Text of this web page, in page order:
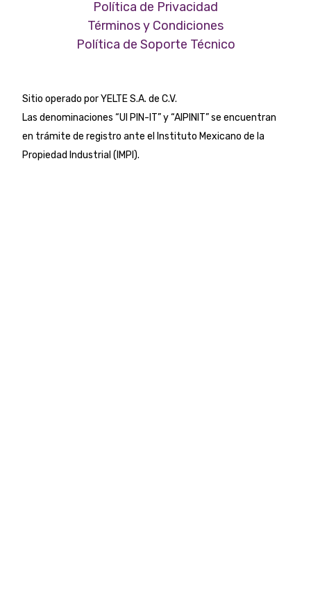
Política de Privacidad
Términos y Condiciones
Política de Soporte Técnico
Sitio operado por YELTE S.A. de C.V.
Las denominaciones “UI PIN-IT” y“AIPINIT” se encuentran
en trámite de registro ante el Instituto Mexicano de la
Propiedad Industrial (IMPI).